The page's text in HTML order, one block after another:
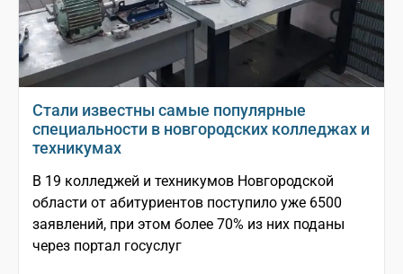
Стали известны самые популярные
специальности в новгородских колледжах и
техникумах
В 19 колледжей и техникумов Новгородской
области от абитуриентов поступило уже 6500
заявлений, при этом более 70% из них поданы
через портал госуслуг